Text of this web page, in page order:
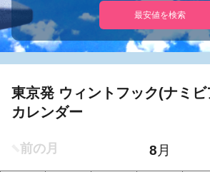
最安値を検索
東京発 ウィントフック(ナミ
カレンダー